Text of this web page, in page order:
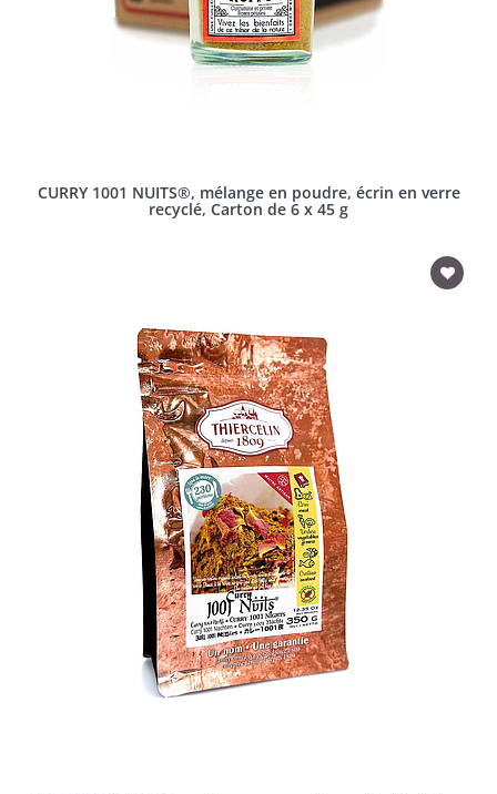
CURRY 1001 NUITS®, mélange en poudre, écrin en verre
recyclé, Carton de 6 x 45 g